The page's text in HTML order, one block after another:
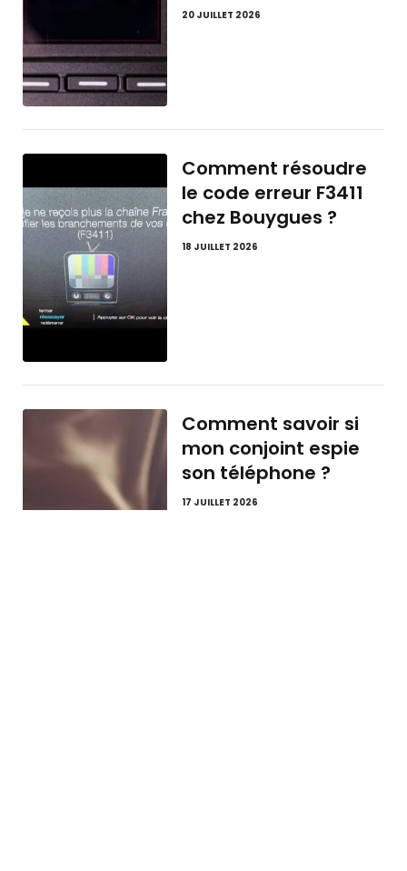
20 JUILLET 2026
Comment résoudre
le code erreur F3411
chez Bouygues ?
18 JUILLET 2026
Comment savoir si
mon conjoint espie
son téléphone ?
17 JUILLET 2026